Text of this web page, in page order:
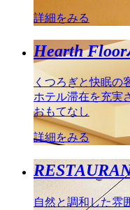
詳細をみる
Hearth Floor
くつろぎと快眠の
ホテル滞在を充実
おもてなし
詳細をみる
自然と調和した雰